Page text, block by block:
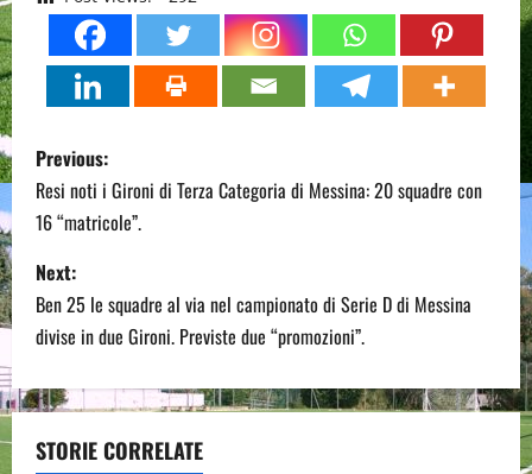
P
o
s
t
n
a
v
Previous:
Resi noti i Gironi di Terza Categoria di Messina: 20 squadre con
16 “matricole”.
Next:
Ben 25 le squadre al via nel campionato di Serie D di Messina
divise in due Gironi. Previste due “promozioni”.
STORIE CORRELATE